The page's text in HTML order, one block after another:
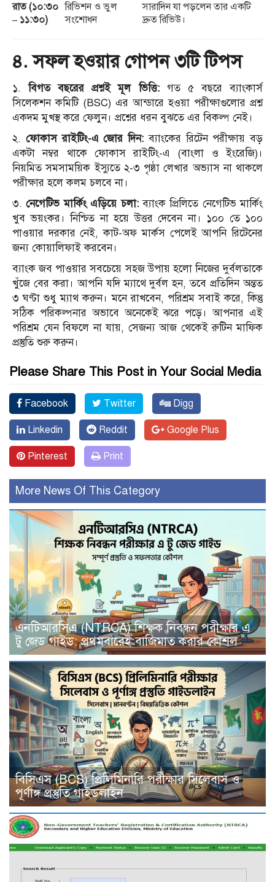
রাত (১০:৩০
– ১১:৩০)
রিভিশন ও ভুল
সংশোধন
সারাদিন যা পড়লেন তার একটি
দ্রুত রিভিউ।
৪. সফল হওয়ার গোপন ৩টি টিপস
১.বিগত বছরের প্রশ্নই মূল ভিত্তি:গত ৫ বছরে ব্যাংকার্স
সিলেকশন কমিটি (BSC) এর আন্ডারে হওয়া পরীক্ষাগুলোর প্রশ্ন
একদম মুখস্থ করে ফেলুন। প্রশ্নের ধরন বুঝতে এর বিকল্প নেই।
২. ফোকাস রাইটিং-এ জোর দিন: ব্যাংকের রিটেন পরীক্ষায় বড়
একটা নম্বর থাকে ফোকাস রাইটিং-এ (বাংলা ও ইংরেজি)।
নিয়মিত সমসাময়িক ইস্যুতে ২-৩ পৃষ্ঠা লেখার অভ্যাস না থাকলে
পরীক্ষার হলে কলম চলবে না।
৩.নেগেটিভ মার্কিং এড়িয়ে চলা:ব্যাংক প্রিলিতে নেগেটিভ মার্কিং
খুব ভয়ংকর। নিশ্চিত না হয়ে উত্তর দেবেন না। ১০০ তে ১০০
পাওয়ার দরকার নেই, কাট-অফ মার্কস পেলেই আপনি রিটেনের
জন্য কোয়ালিফাই করবেন।
ব্যাংক জব পাওয়ার সবচেয়ে সহজ উপায় হলো নিজের দুর্বলতাকে
খুঁজে বের করা। আপনি যদি ম্যাথে দুর্বল হন, তবে প্রতিদিন অন্তত
৩ ঘণ্টা শুধু ম্যাথ করুন। মনে রাখবেন, পরিশ্রম সবাই করে, কিন্তু
সঠিক পরিকল্পনার অভাবে অনেকেই ঝরে পড়ে। আপনার এই
পরিশ্রম যেন বিফলে না যায়, সেজন্য আজ থেকেই রুটিন মাফিক
প্রস্তুতি শুরু করুন।
Please Share This Post in Your Social Media
Facebook Twitter Digg
Linkedin Reddit Google Plus
Pinterest Print
More News Of This Category
এনটিআরসিএ (NTRCA) শিক্ষক নিবন্ধন পরীক্ষার এ
টু জেড গাইড: প্রথমবারেই বাজিমাত করার কৌশল
বিসিএস (BCS) প্রিলিমিনারি পরীক্ষার সিলেবাস ও
পূর্ণাঙ্গ প্রস্তুতি গাইডলাইন